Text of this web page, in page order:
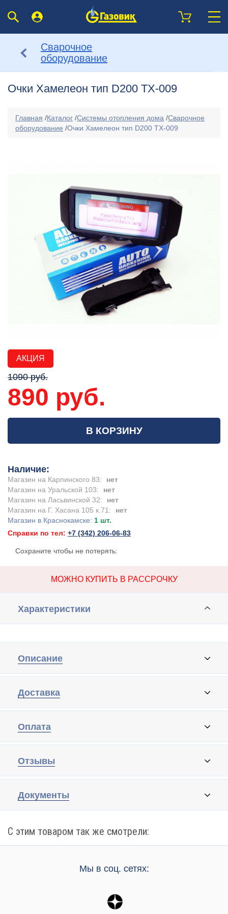
Сварочное
оборудование
Очки Хамелеон тип D200 TX-009
Главная /Каталог /Системы отопления дома /Сварочное
оборудование /Очки Хамелеон тип D200 TX-009
АКЦИЯ
1090 руб.
890 руб.
В КОРЗИНУ
Наличие:
Магазин на Карпинского 83:
нет
Магазин на Уральской 103:
нет
Магазин на Ласьвинской 32:
нет
Магазин на Г. Хасана 105 к.71:
нет
Магазин в Краснокамске: 1 шт.
Справки по тел: +7 (342) 206-06-83
Сохраните чтобы не потерять:
МОЖНО КУПИТЬ В РАССРОЧКУ
Характеристики
Описание
Доставка
Оплата
Отзывы
Документы
С этим товаром так же смотрели:
Мы в соц. сетях: